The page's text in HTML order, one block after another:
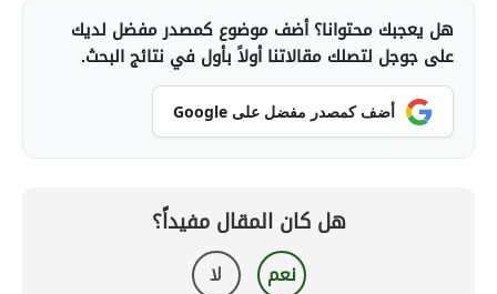
هل يعجبك محتوانا؟ أضف موضوع كمصدر مفضل لديك
على جوجل لتصلك مقالاتنا أولاً بأول في نتائج البحث.
أضف كمصدر مفضل على Google
هل كان المقال مفيداً؟
نعم لا